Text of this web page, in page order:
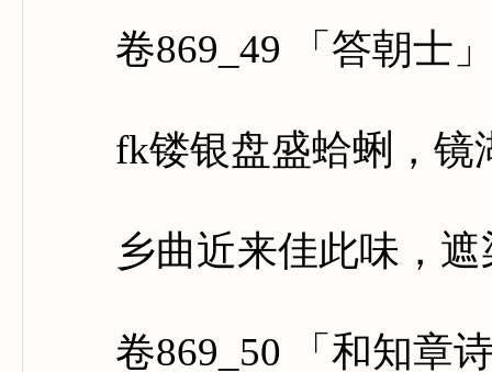
卷869_49 「答朝士
fk镂银盘盛蛤蜊，镜
乡曲近来佳此味，遮
卷869_50 「和知章